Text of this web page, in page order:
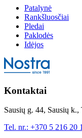
Patalynė
Rankšluosčiai
Pledai
Paklodės
Idėjos
Kontaktai
Sausių g. 44, Sausių
Tel. nr.: +370 5 216 20